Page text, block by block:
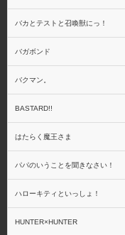
バカとテストと召喚獣にっ！
バガボンド
バクマン。
BASTARD!!
はたらく魔王さま
パパのいうことを聞きなさい！
ハローキティといっしょ！
HUNTER×HUNTER